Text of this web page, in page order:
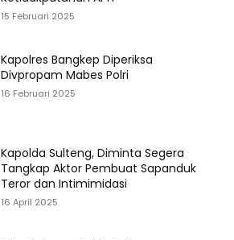
15 Februari 2025
Kapolres Bangkep Diperiksa
Divpropam Mabes Polri
16 Februari 2025
Kapolda Sulteng, Diminta Segera
Tangkap Aktor Pembuat Sapanduk
Teror dan Intimimidasi
16 April 2025